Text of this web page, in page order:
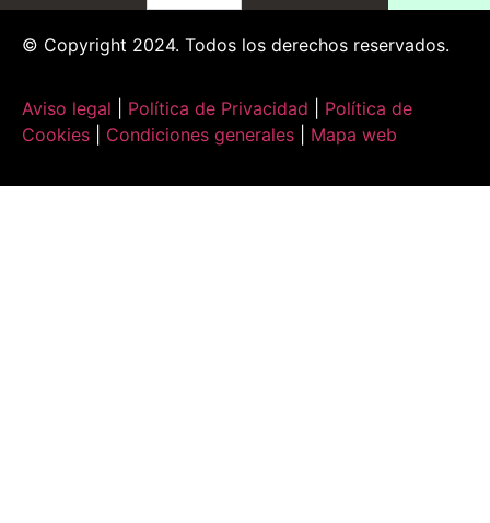
© Copyright 2024. Todos los derechos reservados.
Aviso legal Política de Privacidad
Política de
Cookies
Condiciones generales Mapa web